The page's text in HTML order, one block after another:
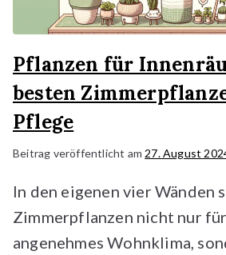
Pflanzen für
besten
Pflege
Beitrag veröffentlicht am 27. August
In den eigenen vier Wänden
Zimmerpflanzen nicht nur
angenehmes Wohnklima,